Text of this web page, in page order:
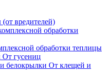
вредителей)
обработки теплицы
От гусениц
От клещей и